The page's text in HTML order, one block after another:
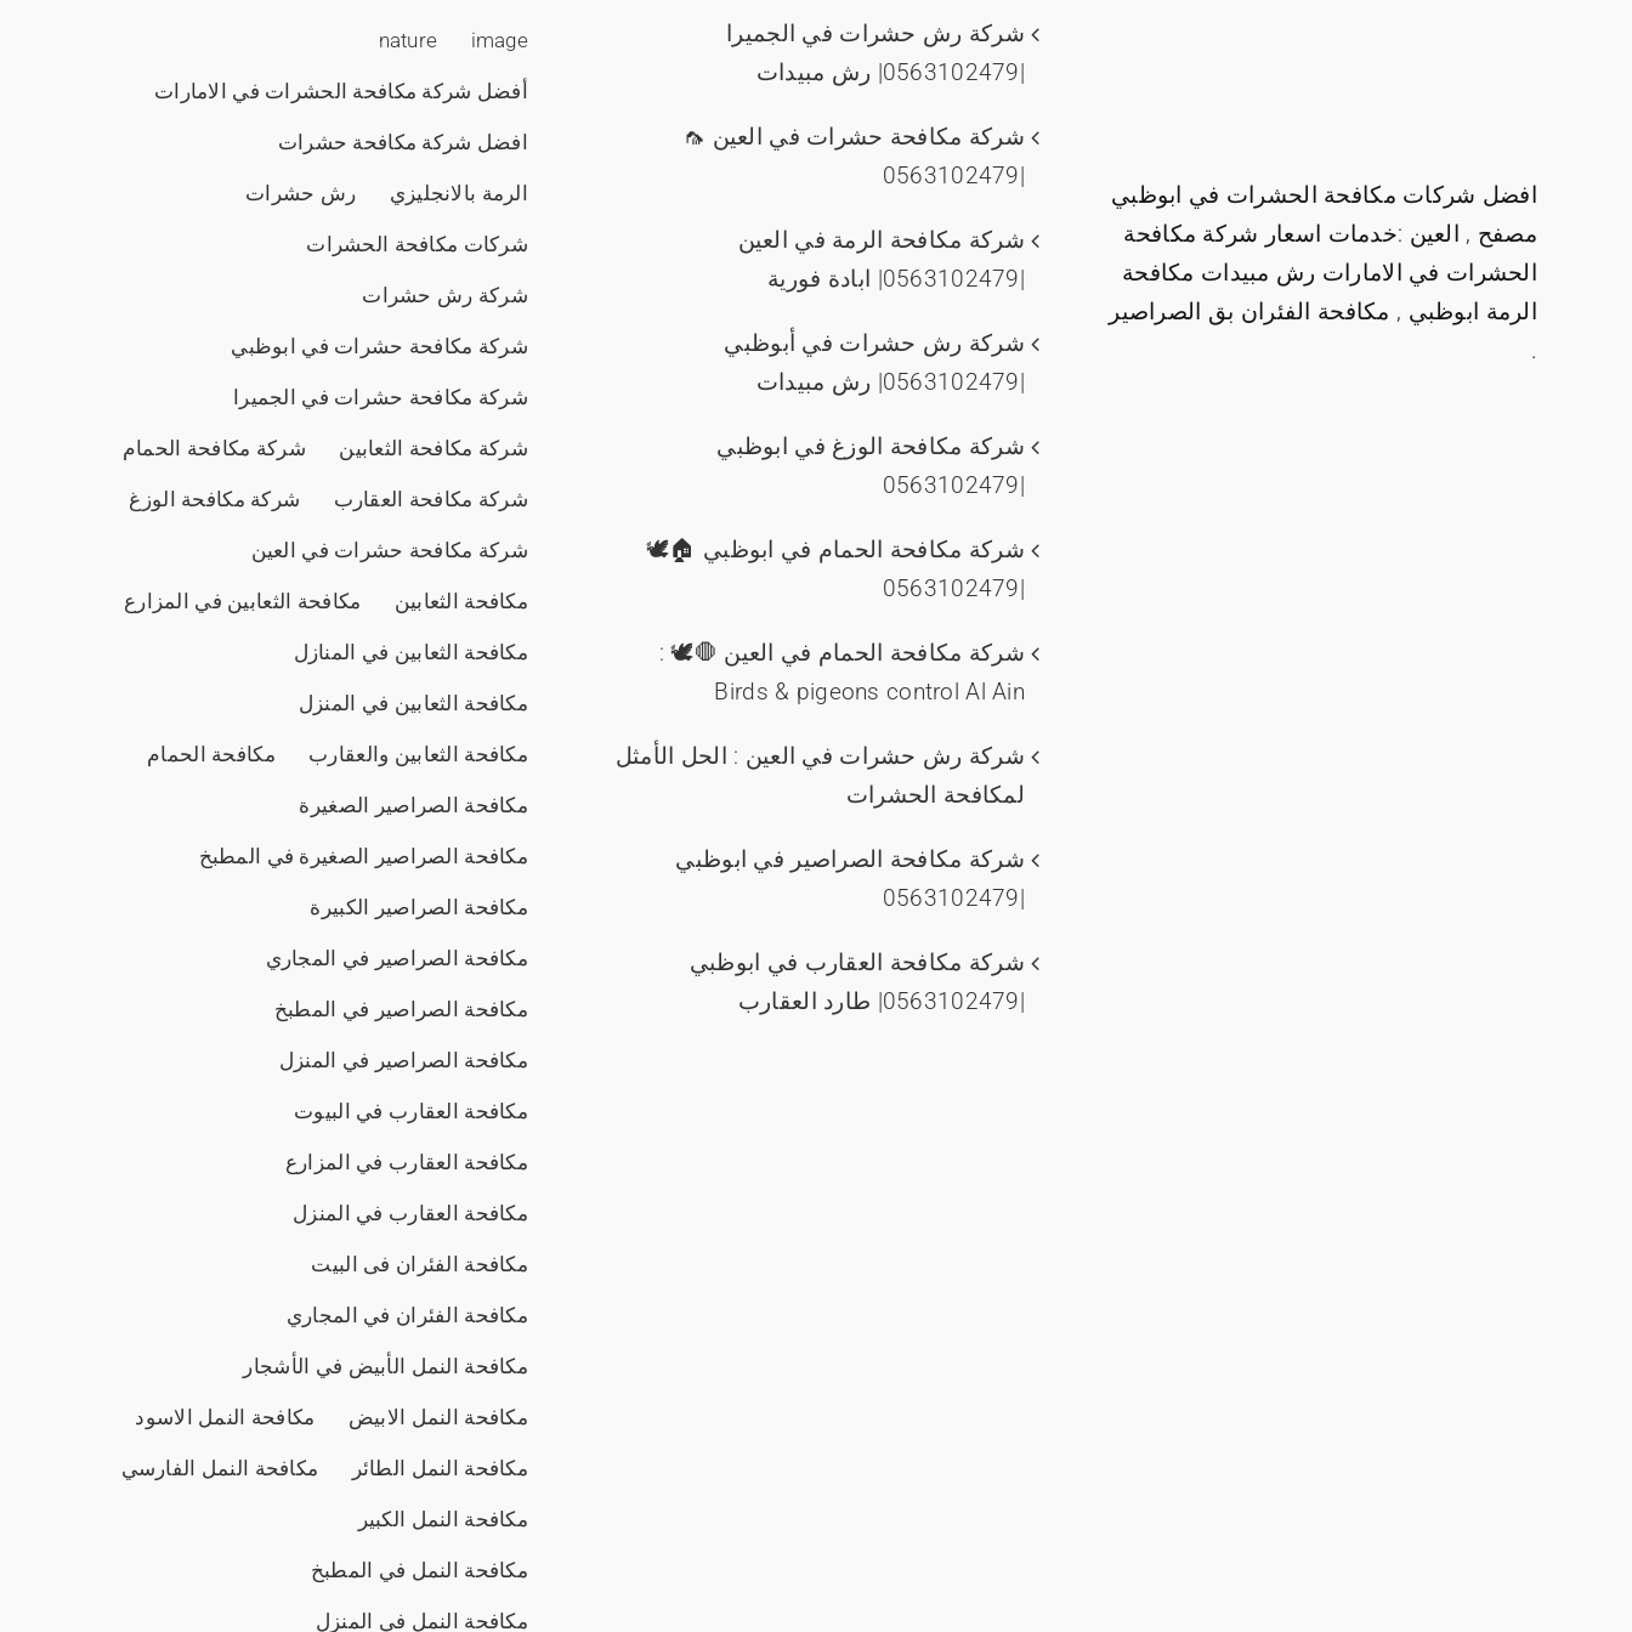
افضل شركات مكافحة الحشرات في ابوظبي
مصفح , العين :خدمات اسعار شركة مكافحة
الحشرات في الامارات رش مبيدات مكافحة
الرمة ابوظبي , مكافحة الفئران بق الصراصير
.
شركة رش حشرات في الجميرا
|0563102479| رش مبيدات
شركة مكافحة حشرات في العين 🦟
|0563102479
شركة مكافحة الرمة في العين
|0563102479| ابادة فورية
شركة رش حشرات في أبوظبي
|0563102479| رش مبيدات
شركة مكافحة الوزغ في ابوظبي
|0563102479
شركة مكافحة الحمام في ابوظبي 🏠🕊️
|0563102479
شركة مكافحة الحمام في العين 🛑🕊️ :
Birds & pigeons control Al Ain
شركة رش حشرات في العين : الحل الأمثل
لمكافحة الحشرات
شركة مكافحة الصراصير في ابوظبي
|0563102479
شركة مكافحة العقارب في ابوظبي
|0563102479| طارد العقارب
image
nature
أفضل شركة مكافحة الحشرات في الامارات
افضل شركة مكافحة حشرات
الرمة بالانجليزي رش حشرات
شركات مكافحة الحشرات
شركة رش حشرات
شركة مكافحة حشرات في ابوظبي
شركة مكافحة حشرات في الجميرا
شركة مكافحة الثعابين شركة مكافحة الحمام
شركة مكافحة العقارب شركة مكافحة الوزغ
شركة مكافحة حشرات في العين
مكافحة الثعابين مكافحة الثعابين في المزارع
مكافحة الثعابين في المنازل
مكافحة الثعابين في المنزل
مكافحة الثعابين والعقارب مكافحة الحمام
مكافحة الصراصير الصغيرة
مكافحة الصراصير الصغيرة في المطبخ
مكافحة الصراصير الكبيرة
مكافحة الصراصير في المجاري
مكافحة الصراصير في المطبخ
مكافحة الصراصير في المنزل
مكافحة العقارب في البيوت
مكافحة العقارب في المزارع
مكافحة العقارب في المنزل
مكافحة الفئران فى البيت
مكافحة الفئران في المجاري
مكافحة النمل الأبيض في الأشجار
مكافحة النمل الابيض مكافحة النمل الاسود
مكافحة النمل الطائر مكافحة النمل الفارسي
مكافحة النمل الكبير
مكافحة النمل في المطبخ
مكافحة النمل في المنزل